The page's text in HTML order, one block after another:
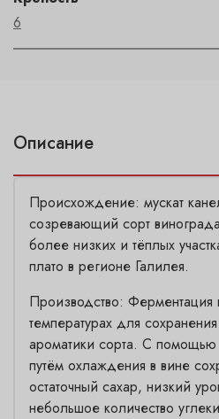
6
Описание
Происхождение: мускат
созревающий сорт
более низких и тёплых
плато в регионе Галилея.
Производство: Ферментация
температурах для
ароматики сорта. С помощью
путём охлаждения в вине
остаточный сахар, низкий
небольшое количество